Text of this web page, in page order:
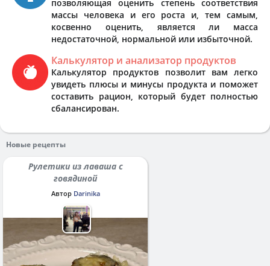
позволяющая оценить степень соответствия
массы человека и его роста и, тем самым,
косвенно оценить, является ли масса
недостаточной, нормальной или избыточной.
Калькулятор и анализатор продуктов
Калькулятор продуктов позволит вам легко
увидеть плюсы и минусы продукта и поможет
составить рацион, который будет полностью
сбалансирован.
Новые рецепты
Рулетики из лаваша с
говядиной
Автор Darinika